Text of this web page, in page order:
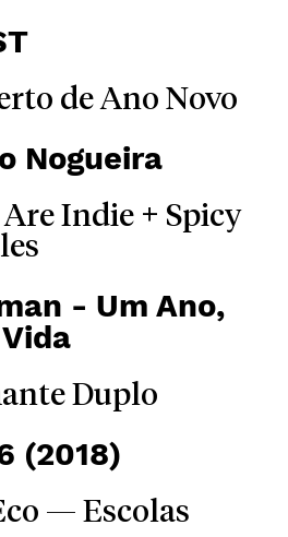
de Ano Novo
Nogueira
Indie + Spicy
- Um Ano,
Duplo
(2018)
— Escolas